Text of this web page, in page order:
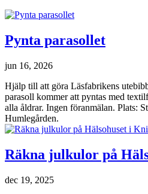
Pynta parasollet
jun 16, 2026
Hjälp till att göra Läsfabrikens
parasoll kommer att pyntas med
alla åldrar. Ingen föranmälan. Plats:
Humlegården.
Räkna julkulor på
dec 19, 2025